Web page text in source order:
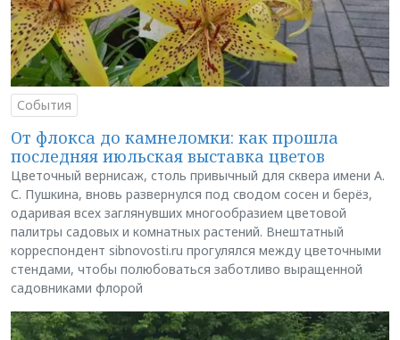
События
От флокса до камнеломки: как прошла
последняя июльская выставка цветов
Цветочный вернисаж, столь привычный для сквера имени А.
С. Пушкина, вновь развернулся под сводом сосен и берёз,
одаривая всех заглянувших многообразием цветовой
палитры садовых и комнатных растений. Внештатный
корреспондент sibnovosti.ru прогулялся между цветочными
стендами, чтобы полюбоваться заботливо выращенной
садовниками флорой